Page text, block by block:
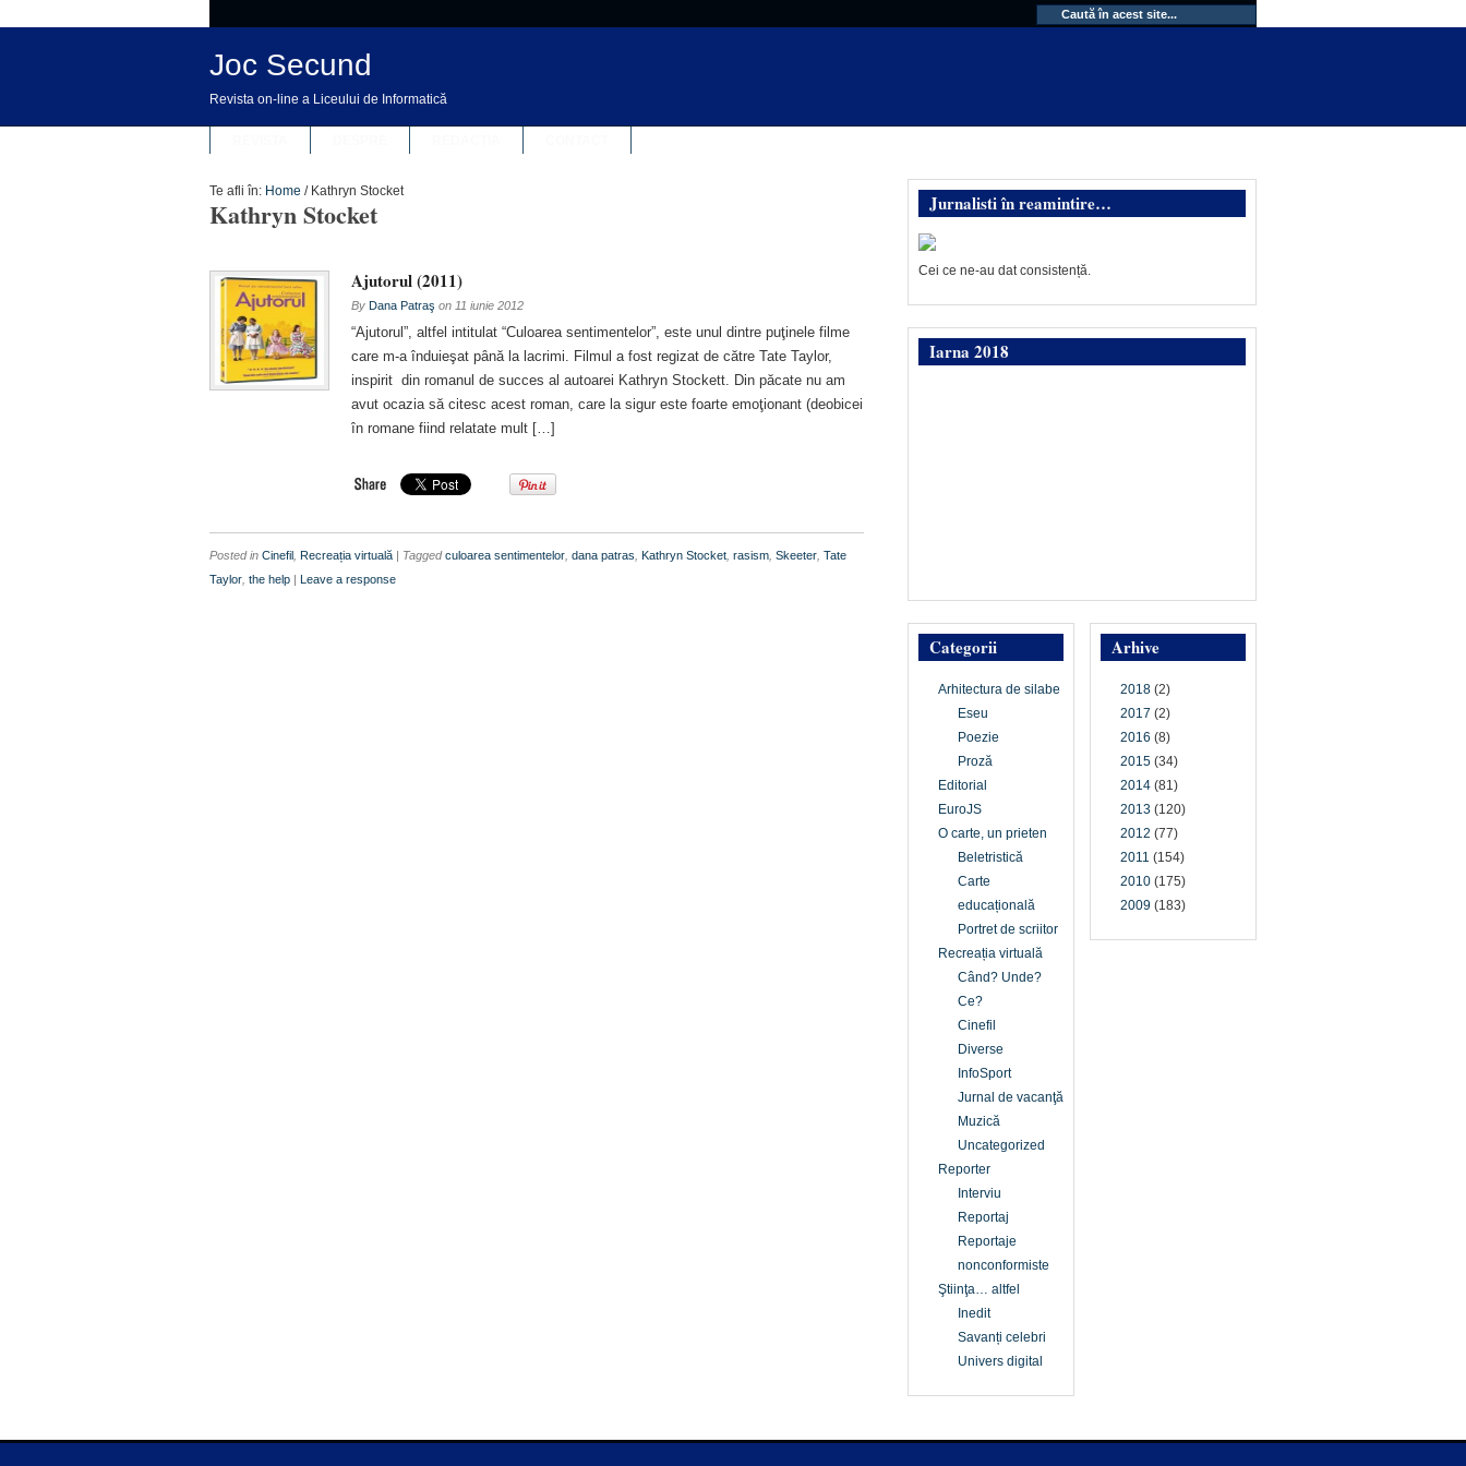
Joc Secund
Revista on-line a Liceului de Informatică
Te afli în: Home / Kathryn Stocket
Kathryn Stocket
Ajutorul (2011)
By Dana Patraş on 11 iunie 2012
“Ajutorul”, altfel intitulat “Culoarea sentimentelor”, este unul dintre puţinele filme
care m-a înduieşat până la lacrimi. Filmul a fost regizat de către Tate Taylor,
inspirit din romanul de succes al autoarei Kathryn Stockett. Din păcate nu am
avut ocazia să citesc acest roman, care la sigur este foarte emoţionant (deobicei
în romane fiind relatate mult […]
Posted in Cinefil Recreația virtuală | Taggedculoarea sentimentelor dana patras Kathryn Stocket rasism Skeeter Tate
Taylor the help | Leave a response
Jurnalisti în reamintire…
Cei ce ne-au dat consistență.
Iarna 2018
Arhive
2018 (2)
2017 (2)
2016 (8)
2015 (34)
2014 (81)
2013 (120)
2012 (77)
2011 (154)
2010 (175)
2009 (183)
Categorii
Arhitectura de silabe
Eseu
Poezie
Proză
Editorial
EuroJS
O carte, un prieten
Beletristică
Carte
educațională
Portret de scriitor
Recreația virtuală
Când? Unde?
Ce?
Cinefil
Diverse
InfoSport
Jurnal de vacanţă
Muzică
Uncategorized
Reporter
Interviu
Reportaj
Reportaje
nonconformiste
Ştiinţa… altfel
Inedit
Savanți celebri
Univers digital